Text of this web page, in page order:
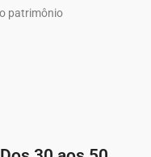
patrimônio